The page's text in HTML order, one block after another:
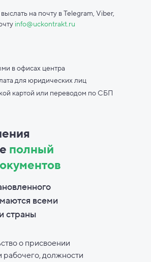
на почту в Telegram, Viber,
info@uckontrakt.ru
в офисах центра
для юридических лиц
картой или переводом по СБП
полный
всеми
страны
о присвоении
рабочего, должности